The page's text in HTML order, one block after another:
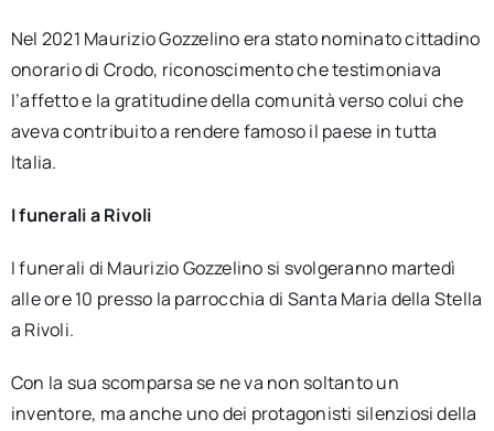
Nel 2021 Maurizio Gozzelino era stato nominato cittadino
onorario di Crodo, riconoscimento che testimoniava
l’affetto e la gratitudine della comunità verso colui che
aveva contribuito a rendere famoso il paese in tutta
Italia.
I funerali a Rivoli
I funerali di Maurizio Gozzelino si svolgeranno martedì
alle ore 10 presso la parrocchia di Santa Maria della Stella
a Rivoli.
Con la sua scomparsa se ne va non soltanto un
inventore, ma anche uno dei protagonisti silenziosi della